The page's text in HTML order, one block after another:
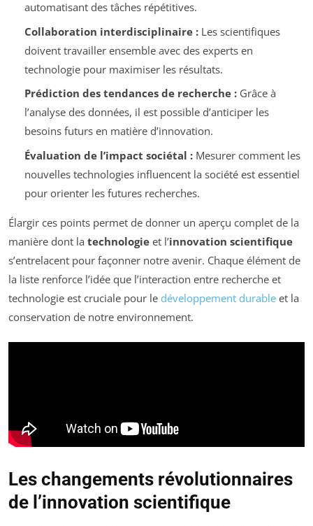
automatisant des tâches répétitives.
Collaboration interdisciplinaire :Les scientifiques
doivent travailler ensemble avec des experts en
technologie pour maximiser les résultats.
Prédiction des tendances de recherche :Grâce à
l’analyse des données, il est possible d’anticiper les
besoins futurs en matière d’innovation.
Évaluation de l’impact sociétal :Mesurer comment les
nouvelles technologies influencent la société est essentiel
pour orienter les futures recherches.
Élargir ces points permet de donner un aperçu complet de la
manière dont la technologie et l’innovation scientifique
s’entrelacent pour façonner notre avenir. Chaque élément de
la liste renforce l’idée que l’interaction entre recherche et
technologie est cruciale pour le développement durable et la
conservation de notre environnement.
Les changements révolutionnaires
de l’innovation scientifique